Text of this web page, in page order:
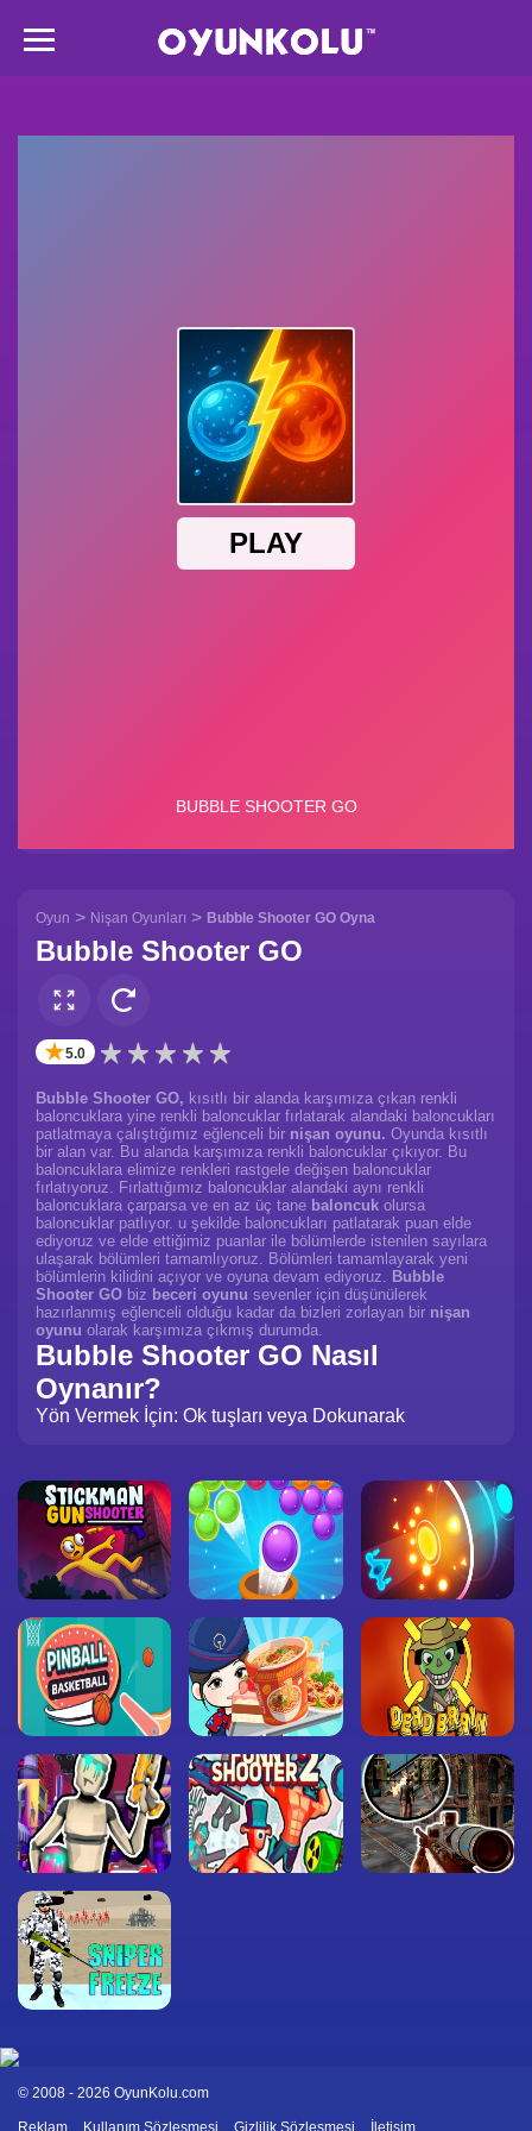
Oyun > Nişan Oyunları > Bubble Shooter GO Oyna
Bubble Shooter GO
✭5.0
Bubble Shooter GO, kısıtlı bir alanda karşımıza çıkan renkli
baloncuklara yine renkli baloncuklar fırlatarak alandaki baloncukları
patlatmaya çalıştığımız eğlenceli bir nişan oyunu. Oyunda kısıtlı
bir alan var. Bu alanda karşımıza renkli baloncuklar çıkıyor. Bu
baloncuklara elimize renkleri rastgele değişen baloncuklar
fırlatıyoruz. Fırlattığımız baloncuklar alandaki aynı renkli
baloncuklara çarparsa ve en az üç tane baloncuk olursa
baloncuklar patlıyor. u şekilde baloncukları patlatarak puan elde
ediyoruz ve elde ettiğimiz puanlar ile bölümlerde istenilen sayılara
ulaşarak bölümleri tamamlıyoruz. Bölümleri tamamlayarak yeni
bölümlerin kilidini açıyor ve oyuna devam ediyoruz. Bubble
Shooter GO biz beceri oyunu sevenler için düşünülerek
hazırlanmış eğlenceli olduğu kadar da bizleri zorlayan bir nişan
oyunu olarak karşımıza çıkmış durumda.
Bubble Shooter GO Nasıl
Oynanır?
Yön Vermek İçin: Ok tuşları veya Dokunarak
© 2008 - 2026 OyunKolu.com
Reklam Kullanım Sözleşmesi Gizlilik Sözleşmesi İletişim